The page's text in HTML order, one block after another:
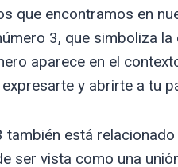
que encontramos en
3, que simboliza
aparece en el
y abrirte a tu
también está
ser vista como una